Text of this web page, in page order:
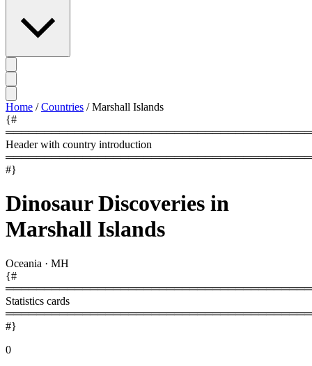
Home / Countries / Marshall Islands
{#
Header with country introduction
#}
Dinosaur Discoveries in
Marshall Islands
Oceania · MH
{#
Statistics cards
#}
0